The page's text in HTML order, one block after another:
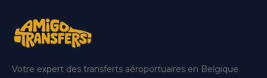
Votre expert des transferts aéroportuaires en Belgique